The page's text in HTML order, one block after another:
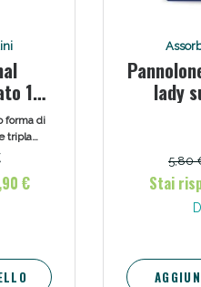
12
forma di
tripla
e
€
lady
5,80
Stai